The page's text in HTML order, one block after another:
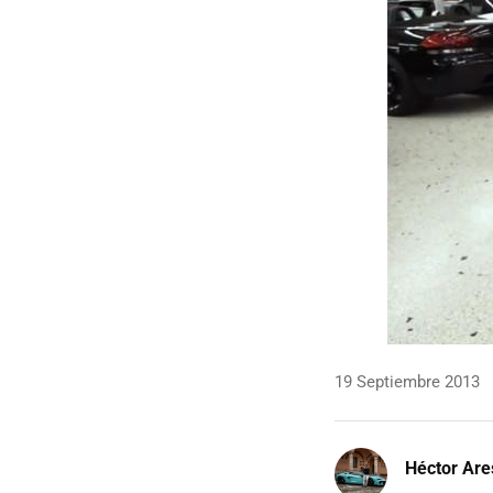
19 Septiembre 2013
Héctor